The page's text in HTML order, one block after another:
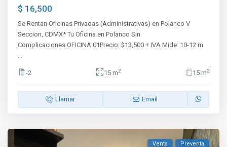
$ 16,500
Se Rentan Oficinas Privadas (Administrativas) en Polanco V
Seccion, CDMX* Tu Oficina en Polanco Sin
Complicaciones.OFICINA 01Precio: $13,500 + IVA Mide: 10-12 m
...
-2 15 m2 15 m2
Llamar Email
Venta Preventa